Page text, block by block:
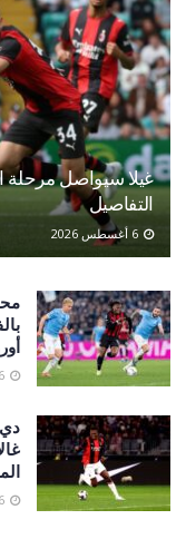
غيلا سيواصل مرحلة
التفاصيل